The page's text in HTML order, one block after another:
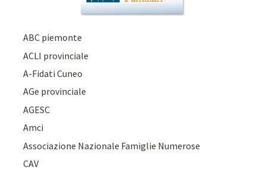
ABC piemonte
ACLI provinciale
A-Fidati Cuneo
AGe provinciale
AGESC
Amci
Associazione Nazionale Famiglie Numerose
CAV